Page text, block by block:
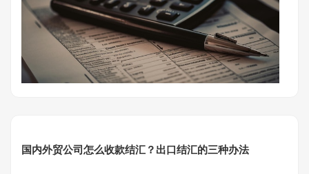
国内外贸公司怎么收款结汇？出口结汇的三种办法